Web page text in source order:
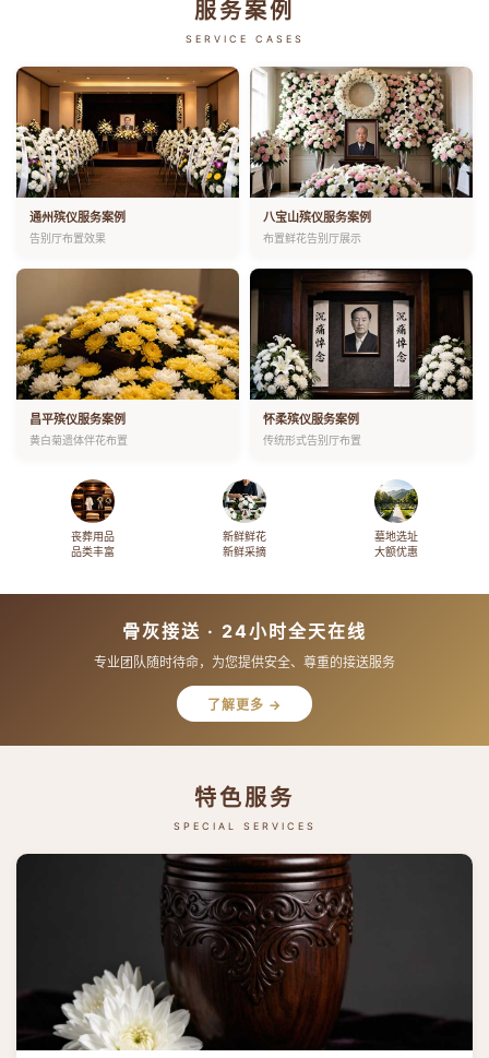
服务案例
SERVICE CASES
通州殡仪服务案例
告别厅布置效果
八宝山殡仪服务案例
布置鲜花告别厅展示
昌平殡仪服务案例
黄白菊遗体伴花布置
怀柔殡仪服务案例
传统形式告别厅布置
丧葬用品
品类丰富
新鲜鲜花
新鲜采摘
墓地选址
大额优惠
骨灰接送 · 24小时全天在线
专业团队随时待命，为您提供安全、尊重的接送服务
了解更多 →
特色服务
SPECIAL SERVICES